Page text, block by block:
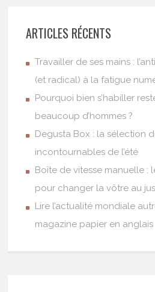
ARTICLES RÉCENTS
Travailler de ses mains :
(et radical) à la fatigue
Pourquoi bien s’habiller
beaucoup d’hommes ?
Degusta Box : la sélection
incontournables de l’été
Boîte de vitesse manuelle :
pour changer la vôtre au
Lire l’actualité mondiale
magazine papier en anglais